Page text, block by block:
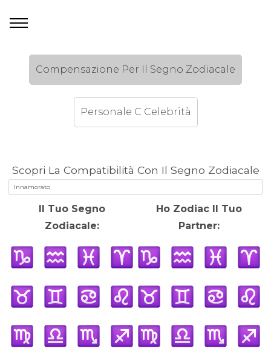
Compensazione Per Il Segno Zodiacale
Personale C Celebrità
Scopri La Compatibilità Con Il Segno Zodiacale
Il Tuo Segno
Zodiacale:
Ho Zodiac Il Tuo
Partner: